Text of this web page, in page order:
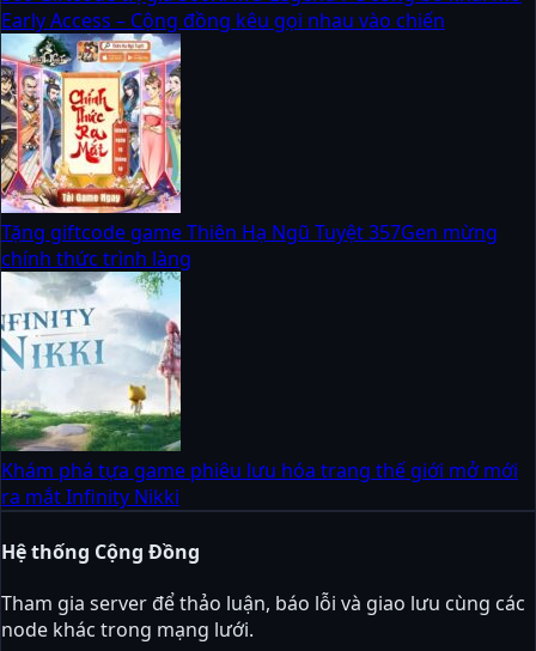
Early Access – Cộng đồng kêu gọi nhau vào chiến
Tặng giftcode game Thiên Hạ Ngũ Tuyệt 357Gen mừng
chính thức trình làng
Khám phá tựa game phiêu lưu hóa trang thế giới mở mới
ra mắt Infinity Nikki
Hệ thống Cộng Đồng
Tham gia server để thảo luận, báo lỗi và giao lưu cùng các
node khác trong mạng lưới.